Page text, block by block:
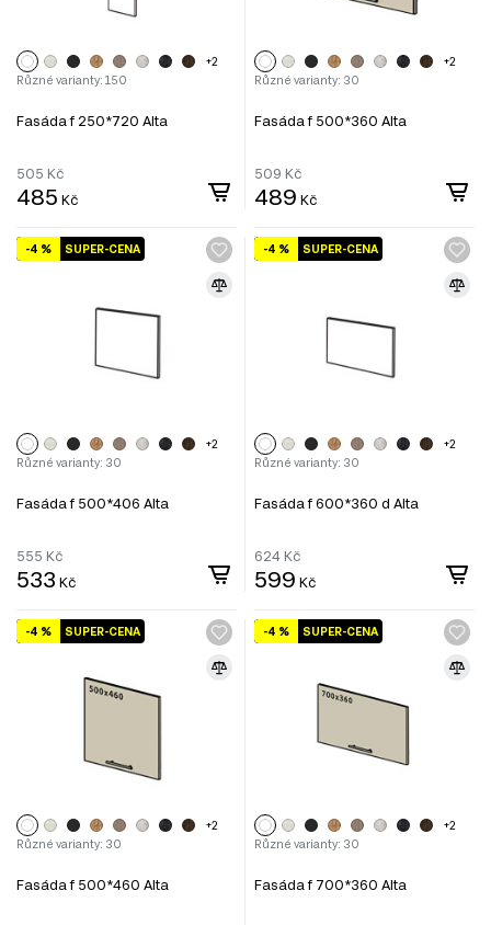
+2
Různé varianty: 150
Fasáda f 250*720 Alta
505 Kč
485 Kč
+2
Různé varianty: 30
Fasáda f 500*360 Alta
509 Kč
489 Kč
SUPER-CENA
-4 %
+2
Různé varianty: 30
Fasáda f 500*406 Alta
555 Kč
533 Kč
SUPER-CENA
-4 %
+2
Různé varianty: 30
Fasáda f 600*360 d Alta
624 Kč
599 Kč
SUPER-CENA
-4 %
+2
Různé varianty: 30
Fasáda f 500*460 Alta
SUPER-CENA
-4 %
+2
Různé varianty: 30
Fasáda f 700*360 Alta